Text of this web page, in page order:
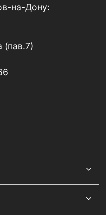
на-Дону:
(пав.7)